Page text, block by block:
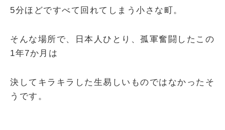
5分ほどですべて回れてしまう小さな町。
そんな場所で、日本人ひとり、孤軍奮闘したこの
1年7か月は
決してキラキラした生易しいものではなかったそ
うです。